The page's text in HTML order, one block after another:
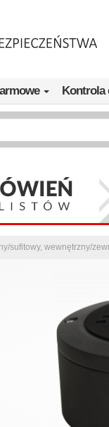
Kontrola
sufitowy, wewnętrzny/